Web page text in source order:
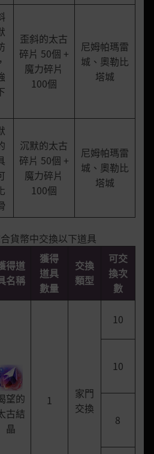
歪斜的太古
碎片 50個 +
魔力碎片
100個
尼姆帕瑪雷
城、奧勒比
塔城
沉默的太古
碎片 50個 +
魔力碎片
100個
尼姆帕瑪雷
城、奧勒比
塔城
貨幣中交換以下道具
得道
名稱
獲得
道具
數量
交換
類型
可交
換次
數
望的
古結
晶
1
家門
交換
10
10
8